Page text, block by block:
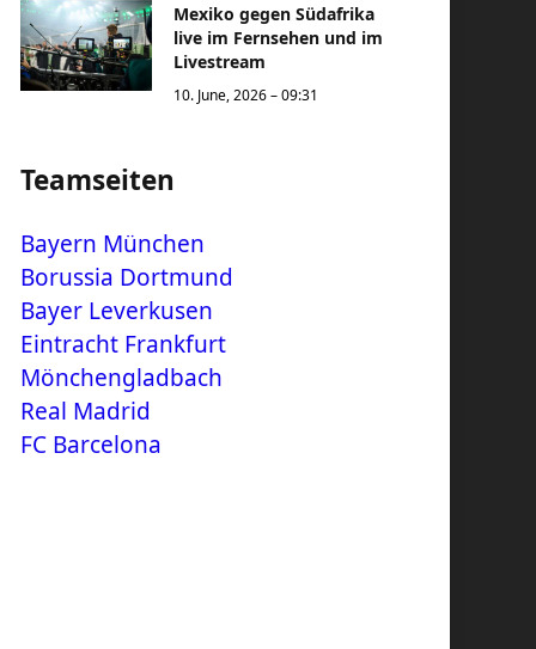
Mexiko gegen Südafrika
live im Fernsehen und im
Livestream
10. June, 2026 – 09:31
Teamseiten
Bayern München
Borussia Dortmund
Bayer Leverkusen
Eintracht Frankfurt
Mönchengladbach
Real Madrid
FC Barcelona